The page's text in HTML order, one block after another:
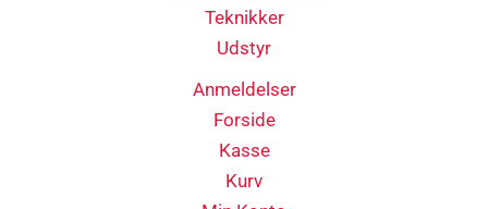
Teknikker
Udstyr
Anmeldelser
Forside
Kasse
Kurv